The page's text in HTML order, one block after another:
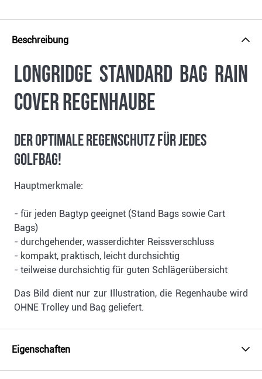
Beschreibung
Longridge Standard Bag Rain
Cover Regenhaube
Der optimale Regenschutz für jedes
Golfbag!
Hauptmerkmale:
- für jeden Bagtyp geeignet (Stand Bags sowie Cart
Bags)
- durchgehender, wasserdichter Reissverschluss
- kompakt, praktisch, leicht durchsichtig
- teilweise durchsichtig für guten Schlägerübersicht
Das Bild dient nur zur Illustration, die Regenhaube wird
OHNE Trolley und Bag geliefert.
Eigenschaften